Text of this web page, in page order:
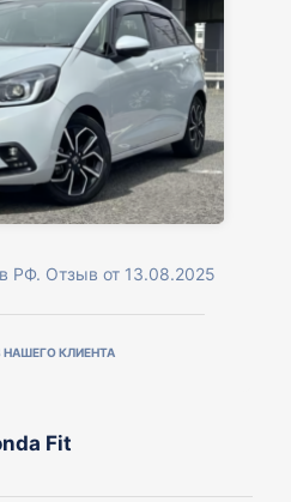
РФ. Отзыв от 13.08.2025
КЛИЕНТА
Fit